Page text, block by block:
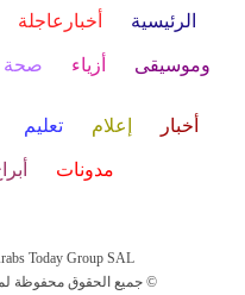
الرئيسية أخبارعاجلة
وموسيقى أزياء صحة
أخبار إعلام تعليم
مدونات
Today Group SAL
جميع الحقوق محفوظة لمجموعة العرب اليوم الاعلامية 2025 ©